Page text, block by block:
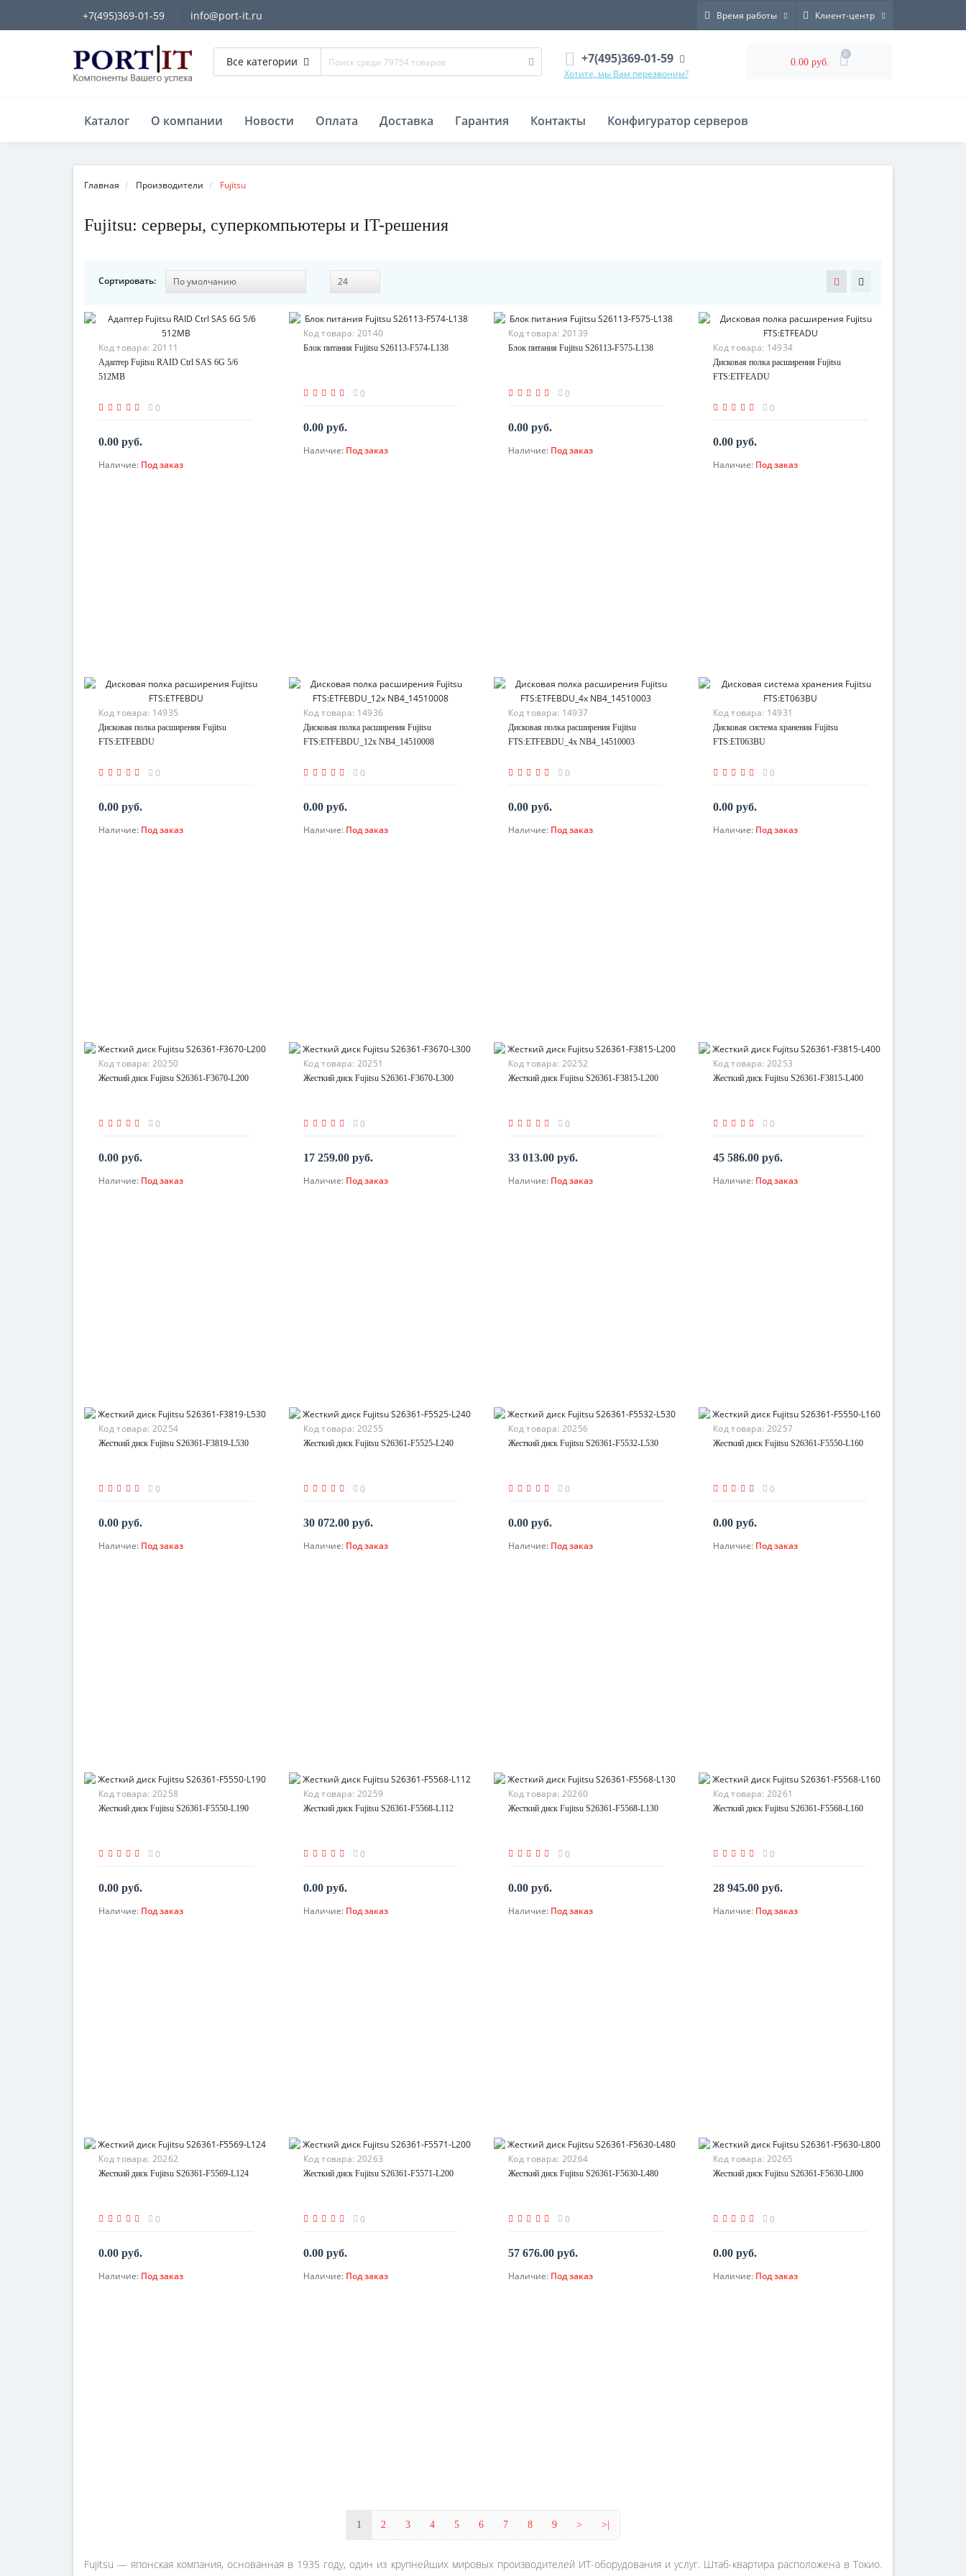
+7(495)369-01-59 info@port-it.ru Время работы Клиент-центр
Все категории +7(495)369-01-59
Хотите, мы Вам перезвоним?
0.00 руб.
0
Каталог О компании Новости Оплата Доставка Гарантия Контакты Конфигуратор серверов
Главная Производители Fujitsu
Fujitsu: серверы, суперкомпьютеры и IT-решения
Сортировать:
Код товара: 20111
Адаптер Fujitsu RAID Ctrl SAS 6G 5/6
512MB
0
0.00 руб.
По запросу
Наличие: Под заказ
Код товара: 20140
Блок питания Fujitsu S26113-F574-L138
0
0.00 руб.
По запросу
Наличие: Под заказ
Код товара: 20139
Блок питания Fujitsu S26113-F575-L138
0
0.00 руб.
По запросу
Наличие: Под заказ
Код товара: 14934
Дисковая полка расширения Fujitsu
FTS:ETFEADU
0
0.00 руб.
По запросу
Наличие: Под заказ
Код товара: 14935
Дисковая полка расширения Fujitsu
FTS:ETFEBDU
0
0.00 руб.
По запросу
Наличие: Под заказ
Код товара: 14936
Дисковая полка расширения Fujitsu
FTS:ETFEBDU_12x NB4_14510008
0
0.00 руб.
По запросу
Наличие: Под заказ
Код товара: 14937
Дисковая полка расширения Fujitsu
FTS:ETFEBDU_4x NB4_14510003
0
0.00 руб.
По запросу
Наличие: Под заказ
Код товара: 14931
Дисковая система хранения Fujitsu
FTS:ET063BU
0
0.00 руб.
По запросу
Наличие: Под заказ
Код товара: 20250
Жесткий диск Fujitsu S26361-F3670-L200
0
0.00 руб.
По запросу
Наличие: Под заказ
Код товара: 20251
Жесткий диск Fujitsu S26361-F3670-L300
0
17 259.00 руб.
По запросу
Наличие: Под заказ
Код товара: 20252
Жесткий диск Fujitsu S26361-F3815-L200
0
33 013.00 руб.
По запросу
Наличие: Под заказ
Код товара: 20253
Жесткий диск Fujitsu S26361-F3815-L400
0
45 586.00 руб.
По запросу
Наличие: Под заказ
Код товара: 20254
Жесткий диск Fujitsu S26361-F3819-L530
0
0.00 руб.
По запросу
Наличие: Под заказ
Код товара: 20255
Жесткий диск Fujitsu S26361-F5525-L240
0
30 072.00 руб.
По запросу
Наличие: Под заказ
Код товара: 20256
Жесткий диск Fujitsu S26361-F5532-L530
0
0.00 руб.
По запросу
Наличие: Под заказ
Код товара: 20257
Жесткий диск Fujitsu S26361-F5550-L160
0
0.00 руб.
По запросу
Наличие: Под заказ
Код товара: 20258
Жесткий диск Fujitsu S26361-F5550-L190
0
0.00 руб.
По запросу
Наличие: Под заказ
Код товара: 20259
Жесткий диск Fujitsu S26361-F5568-L112
0
0.00 руб.
По запросу
Наличие: Под заказ
Код товара: 20260
Жесткий диск Fujitsu S26361-F5568-L130
0
0.00 руб.
По запросу
Наличие: Под заказ
Код товара: 20261
Жесткий диск Fujitsu S26361-F5568-L160
0
28 945.00 руб.
По запросу
Наличие: Под заказ
Код товара: 20262
Жесткий диск Fujitsu S26361-F5569-L124
0
0.00 руб.
По запросу
Наличие: Под заказ
Код товара: 20263
Жесткий диск Fujitsu S26361-F5571-L200
0
0.00 руб.
По запросу
Наличие: Под заказ
Код товара: 20264
Жесткий диск Fujitsu S26361-F5630-L480
0
57 676.00 руб.
По запросу
Наличие: Под заказ
Код товара: 20265
Жесткий диск Fujitsu S26361-F5630-L800
0
0.00 руб.
По запросу
Наличие: Под заказ
1 2 3 4 5 6 7 8 9 > >|
Fujitsu — японская компания, основанная в 1935 году, один из крупнейших мировых производителей ИТ-оборудования и услуг. Штаб-квартира расположена в Токио.